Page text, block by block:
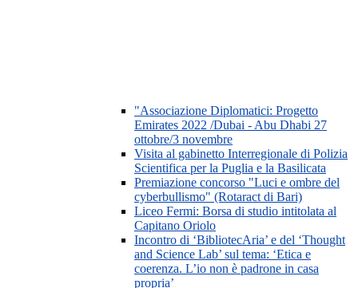
"Associazione Diplomatici: Progetto
Emirates 2022 /Dubai - Abu Dhabi 27
ottobre/3 novembre
Visita al gabinetto Interregionale di Polizia
Scientifica per la Puglia e la Basilicata
Premiazione concorso "Luci e ombre del
cyberbullismo" (Rotaract di Bari)
Liceo Fermi: Borsa di studio intitolata al
Capitano Oriolo
Incontro di ‘BibliotecAria’ e del ‘Thought
and Science Lab’ sul tema: ‘Etica e
coerenza. L’io non è padrone in casa
propria’